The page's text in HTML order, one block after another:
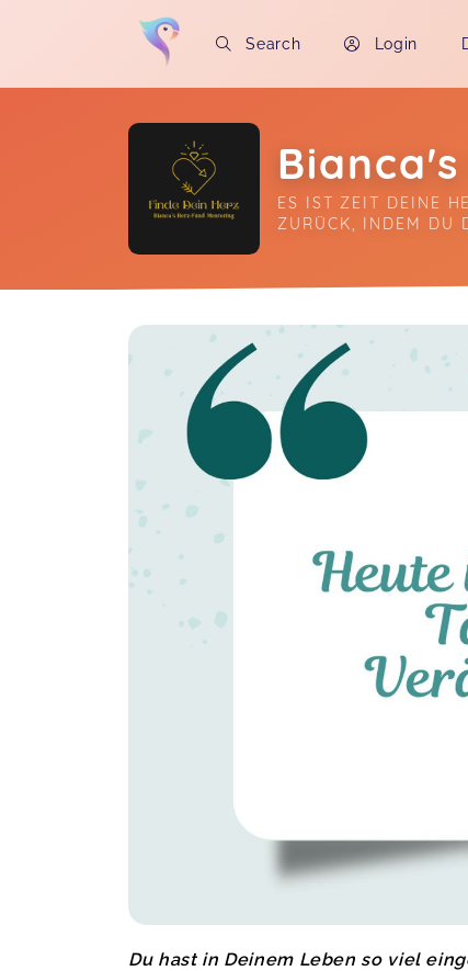
Search Login
ES IST ZEIT DEINE
ZURÜCK, INDEM DU
Du hast in Deinem Leben so viel